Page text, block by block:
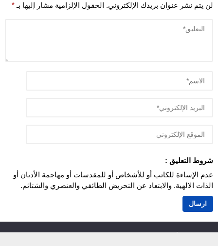
لن يتم نشر عنوان بريدك الإلكتروني. الحقول الإلزامية مشار إليها بـ *
شروط التعليق :
عدم الإساءة للكاتب أو للأشخاص أو للمقدسات أو مهاجمة الأديان أو
الذات الالهية. والابتعاد عن التحريض الطائفي والعنصري والشتائم.